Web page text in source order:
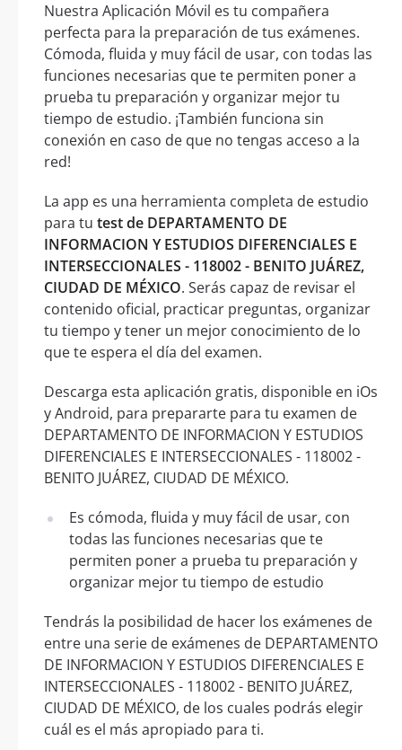
Nuestra Aplicación Móvil es tu compañera
perfecta para la preparación de tus exámenes.
Cómoda, fluida y muy fácil de usar, con todas las
funciones necesarias que te permiten poner a
prueba tu preparación y organizar mejor tu
tiempo de estudio. ¡También funciona sin
conexión en caso de que no tengas acceso a la
red!
La app es una herramienta completa de estudio
para tu test de DEPARTAMENTO DE
INFORMACION Y ESTUDIOS DIFERENCIALES E
INTERSECCIONALES - 118002 - BENITO JUÁREZ,
CIUDAD DE MÉXICO. Serás capaz de revisar el
contenido oficial, practicar preguntas, organizar
tu tiempo y tener un mejor conocimiento de lo
que te espera el día del examen.
Descarga esta aplicación gratis, disponible en iOs
y Android, para prepararte para tu examen de
DEPARTAMENTO DE INFORMACION Y ESTUDIOS
DIFERENCIALES E INTERSECCIONALES - 118002 -
BENITO JUÁREZ, CIUDAD DE MÉXICO.
Es cómoda, fluida y muy fácil de usar, con
todas las funciones necesarias que te
permiten poner a prueba tu preparación y
organizar mejor tu tiempo de estudio
Tendrás la posibilidad de hacer los exámenes de
entre una serie de exámenes de DEPARTAMENTO
DE INFORMACION Y ESTUDIOS DIFERENCIALES E
INTERSECCIONALES - 118002 - BENITO JUÁREZ,
CIUDAD DE MÉXICO, de los cuales podrás elegir
cuál es el más apropiado para ti.